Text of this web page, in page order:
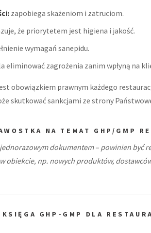
zapobiega skażeniom i zatruciom.
że priorytetem jest higiena i jakość.
wymagań sanepidu.
eliminować zagrożenia zanim wpłyną na
obowiązkiem prawnym każdego
skutkować sankcjami ze strony
NA TEMAT GHP/GMP
dokumentem – powinien być
obiekcie, np. nowych produktów,
GHP-GMP DLA